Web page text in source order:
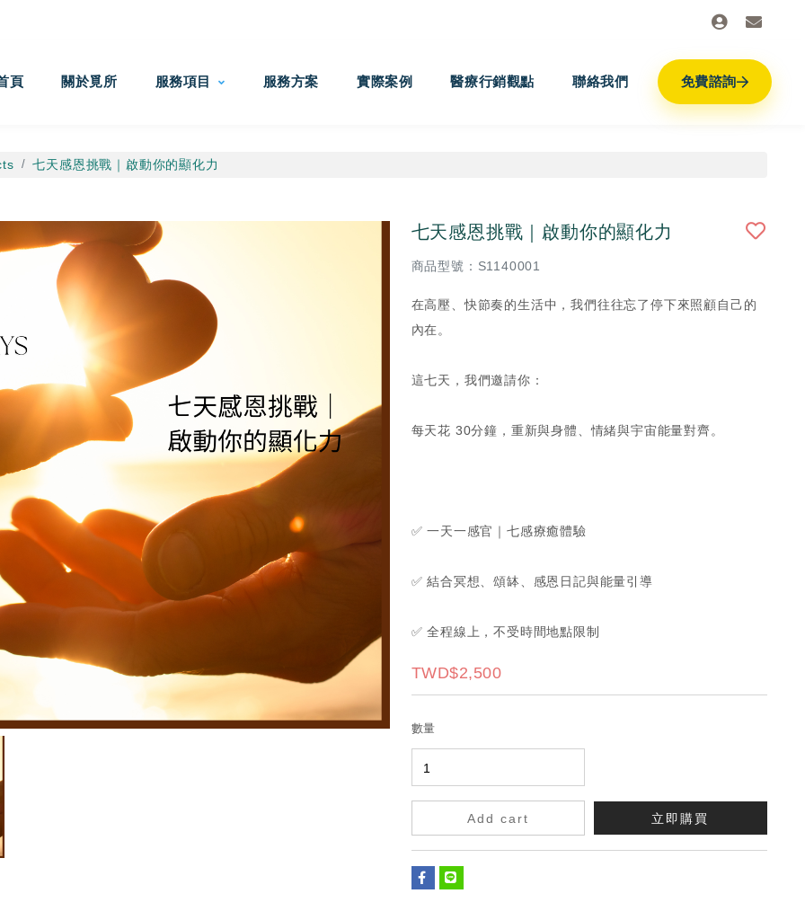
頁 關於覓所 服務項目 服務方案 實際案例 醫療行銷觀點 聯絡我們 免費諮詢
七天感恩挑戰｜啟動你的顯化力
七天感恩挑戰｜啟動你的顯化力
商品型號：S1140001
在高壓、快節奏的生活中，我們往往忘了停下來照顧自己的
內在。
這七天，我們邀請你：
每天花 30分鐘，重新與身體、情緒與宇宙能量對齊。
✅ 一天一感官｜七感療癒體驗
✅ 結合冥想、頌缽、感恩日記與能量引導
✅ 全程線上，不受時間地點限制
TWD$2,500
數量
Add cart 立即購買